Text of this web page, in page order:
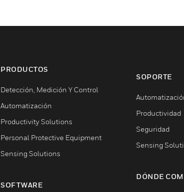
PRODUCTOS
Detección, Medición Y Control
Automatización
Productivity Solutions
Personal Protective Equipment
Sensing Solutions
SOFTWARE
SOPORTE
Productividad
Seguridad
Sensing
DÓNDE